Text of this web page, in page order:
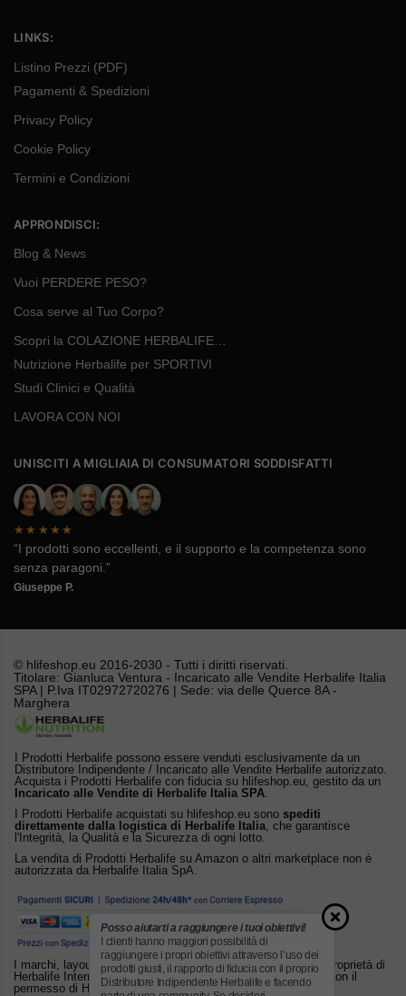
LINKS:
Listino Prezzi (PDF)
Pagamenti & Spedizioni
Privacy Policy
Cookie Policy
Termini e Condizioni
APPRONDISCI:
Blog & News
Vuoi PERDERE PESO?
Cosa serve al Tuo Corpo?
Scopri la COLAZIONE HERBALIFE…
Nutrizione Herbalife per SPORTIVI
Studi Clinici e Qualità
LAVORA CON NOI
UNISCITI A MIGLIAIA DI CONSUMATORI SODDISFATTI
★★★★★
“I prodotti sono eccellenti, e il supporto e la competenza sono
senza paragoni.”
Giuseppe P.
© hlifeshop.eu 2016-2030 - Tutti i diritti riservati.
Titolare: Gianluca Ventura - Incaricato alle Vendite Herbalife Italia
SPA | P.Iva IT02972720276 | Sede: via delle Querce 8A -
Marghera
I Prodotti Herbalife possono essere venduti esclusivamente da un
Distributore Indipendente / Incaricato alle Vendite Herbalife autorizzato.
Acquista i Prodotti Herbalife con fiducia su hlifeshop.eu, gestito da un
Incaricato alle Vendite di Herbalife Italia SPA.
I Prodotti Herbalife acquistati su hlifeshop.eu sono spediti
direttamente dalla logistica di Herbalife Italia, che garantisce
l'Integrità, la Qualità e la Sicurezza di ogni lotto.
La vendita di Prodotti Herbalife su Amazon o altri marketplace non è
autorizzata da Herbalife Italia SpA.
I marchi, layout e altri diritti di proprietà intellettuale sono di proprietà di
Herbalife International, Inc. o dei suoi licenziatari. Utilizzato con il
permesso di Herbalife.
Posso aiutarti a raggiungere i tuoi obiettivi!
I clienti hanno maggiori possibilità di
raggiungere i propri obiettivi attraverso l’uso dei
prodotti giusti, il rapporto di fiducia con il proprio
Distributore Indipendente Herbalife e facendo